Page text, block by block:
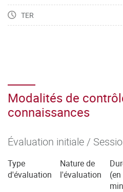
TER
Modalités de
connaissances
Évaluation initiale /
Type
d'évaluation
Nature de
l'évaluation
(en